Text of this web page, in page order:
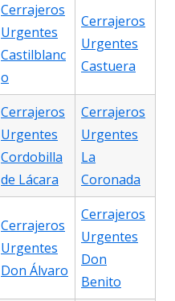
Cerrajeros
Urgentes
Castilblanc
o
Cerrajeros
Urgentes
Castuera
Cerrajeros
Urgentes
Cordobilla
de Lácara
Cerrajeros
Urgentes
La
Coronada
Cerrajeros
Urgentes
Don Álvaro
Cerrajeros
Urgentes
Don
Benito